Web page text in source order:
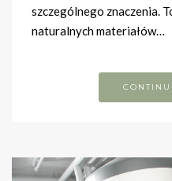
szczególnego znaczenia.
naturalnych materiałów…